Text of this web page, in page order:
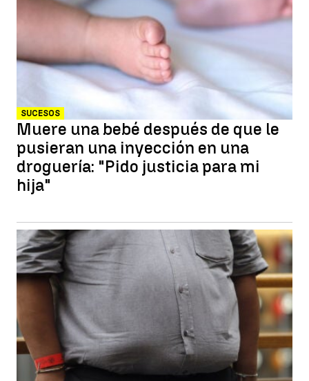
SUCESOS
Muere una bebé después de que le
pusieran una inyección en una
droguería: "Pido justicia para mi
hija"